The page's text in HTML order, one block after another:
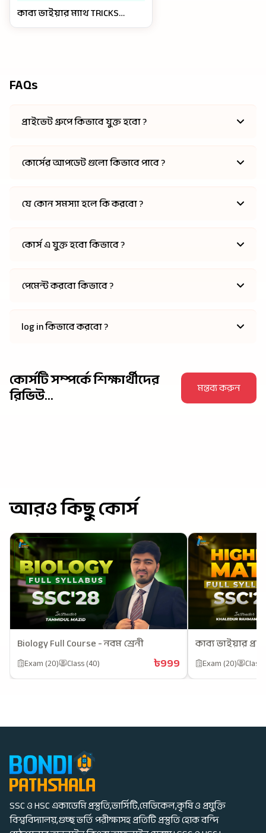
কাব্য ভাইয়ার ম্যাথ TRICKS
(নবম-দশম-এসএসসি)
FAQs
প্রাইভেট গ্রুপে কিভাবে যুক্ত হবো ?
কোর্সের আপডেট গুলো কিভাবে পাবে ?
যে কোন সমস্যা হলে কি করবো ?
কোর্স এ যুক্ত হবো কিভাবে ?
পেমেন্ট করবো কিভাবে ?
log in কিভাবে করবো ?
কোর্সটি সম্পর্কে শিক্ষার্থীদের
রিভিউ... মন্তব্য করুন
আরও কিছু কোর্স
Biology Full Course - নবম শ্রেনী
Exam (20) Class (40) ৳999
কাব্য ভাইয়ার
Exam (20)
SSC ও HSC একাডেমি প্রস্তুতি,ভার্সিটি,মেডিকেল,কৃষি ও প্রযুক্তি
বিশ্ববিদ্যালয়,গুচ্ছ ভর্তি পরীক্ষাসহ প্রতিটি প্রস্তুতি হোক বন্দি